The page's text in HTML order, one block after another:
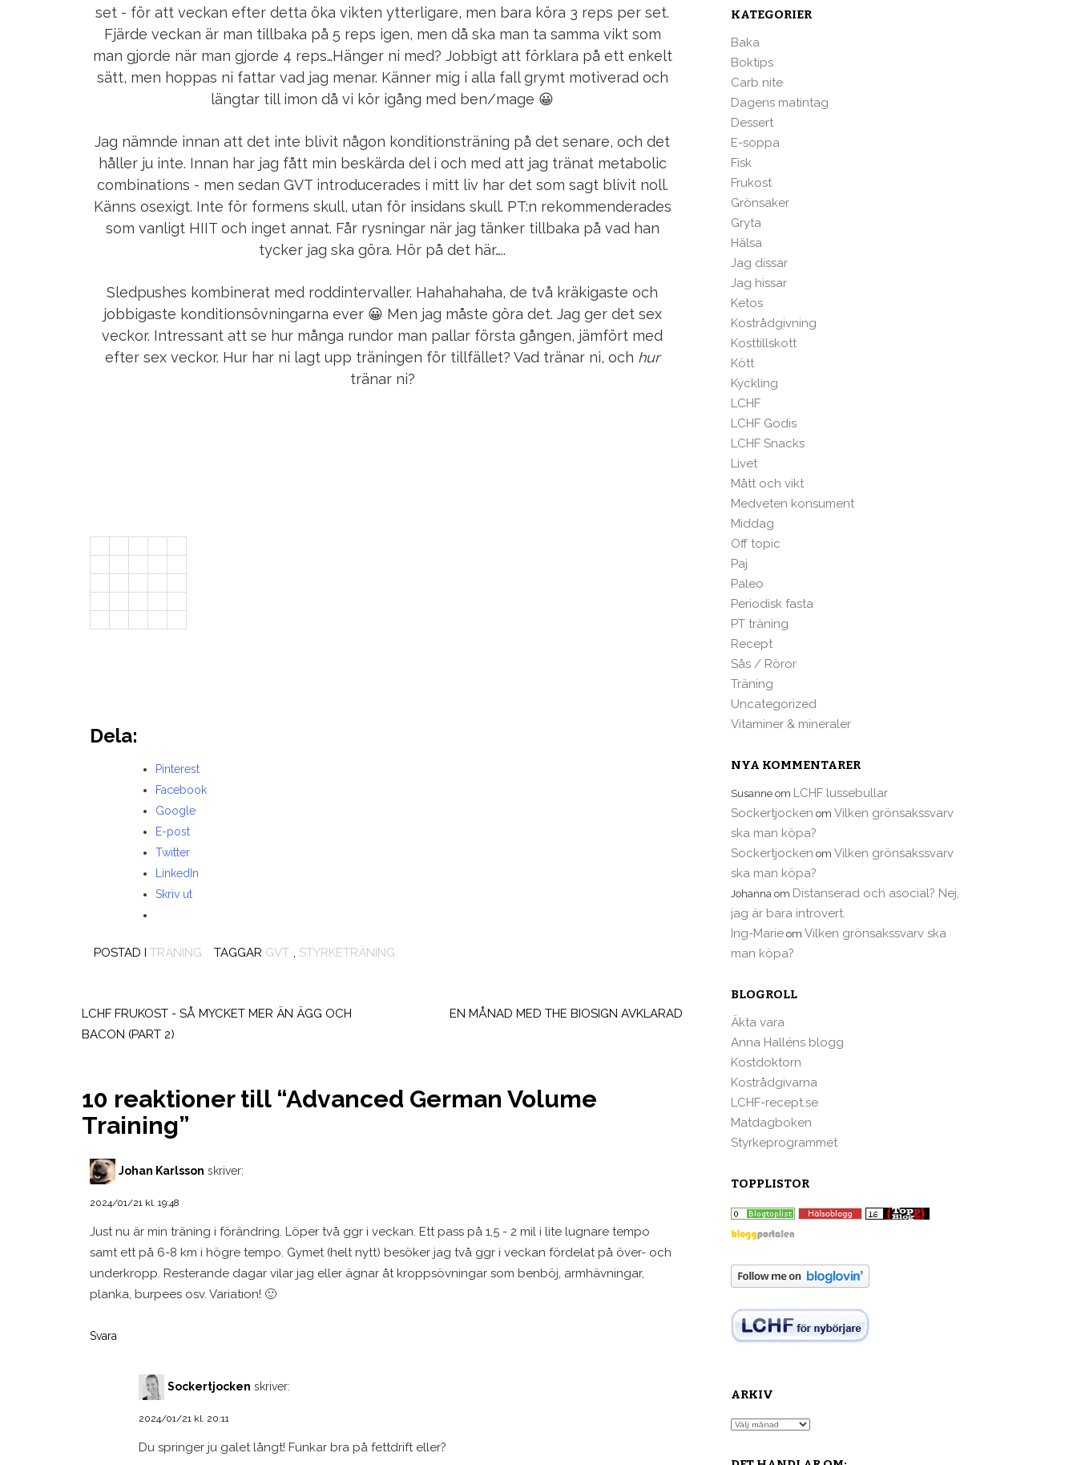
set - för att veckan efter detta öka vikten ytterligare, men bara köra 3 reps per set.
Fjärde veckan är man tillbaka på 5 reps igen, men då ska man ta samma vikt som
man gjorde när man gjorde 4 reps…Hänger ni med? Jobbigt att förklara på ett enkelt
sätt, men hoppas ni fattar vad jag menar. Känner mig i alla fall grymt motiverad och
längtar till imon då vi kör igång med ben/mage 😀
Jag nämnde innan att det inte blivit någon konditionsträning på det senare, och det
håller ju inte. Innan har jag fått min beskärda del i och med att jag tränat metabolic
combinations - men sedan GVT introducerades i mitt liv har det som sagt blivit noll.
Känns osexigt. Inte för formens skull, utan för insidans skull. PT:n rekommenderades
som vanligt HIIT och inget annat. Får rysningar när jag tänker tillbaka på vad han
tycker jag ska göra. Hör på det här…..
Sledpushes kombinerat med roddintervaller. Hahahahaha, de två kräkigaste och
jobbigaste konditionsövningarna ever 😀 Men jag måste göra det. Jag ger det sex
veckor. Intressant att se hur många rundor man pallar första gången, jämfört med
efter sex veckor. Hur har ni lagt upp träningen för tillfället? Vad tränar ni, och hur
tränar ni?
Dela:
Pinterest
Facebook
Google
E-post
Twitter
LinkedIn
Skriv ut
POSTAD I TRÄNING TAGGAR GVT , STYRKETRÄNING
LCHF FRUKOST - SÅ MYCKET MER ÄN ÄGG OCH
BACON (PART 2)
EN MÅNAD MED THE BIOSIGN AVKLARAD
10 reaktioner till “Advanced German Volume
Training”
Johan Karlsson skriver:
2024/01/21 kl. 19:48
Just nu är min träning i förändring. Löper två ggr i veckan. Ett pass på 1,5 - 2 mil i lite lugnare tempo
samt ett på 6-8 km i högre tempo. Gymet (helt nytt) besöker jag två ggr i veckan fördelat på över- och
underkropp. Resterande dagar vilar jag eller ägnar åt kroppsövningar som benböj, armhävningar,
planka, burpees osv. Variation! 🙂
Svara
Sockertjocken skriver:
2024/01/21 kl. 20:11
Du springer ju galet långt! Funkar bra på fettdrift eller?
KATEGORIER
Baka
Boktips
Carb nite
Dagens matintag
Dessert
E-soppa
Fisk
Frukost
Grönsaker
Gryta
Hälsa
Jag dissar
Jag hissar
Ketos
Kostrådgivning
Kosttillskott
Kött
Kyckling
LCHF
LCHF Godis
LCHF Snacks
Livet
Mått och vikt
Medveten konsument
Middag
Off topic
Paj
Paleo
Periodisk fasta
PT träning
Recept
Sås / Röror
Träning
Uncategorized
Vitaminer & mineraler
NYA KOMMENTARER
Susanne om LCHF lussebullar
Sockertjocken om Vilken grönsakssvarv
ska man köpa?
Sockertjocken om Vilken grönsakssvarv
ska man köpa?
Johanna om Distanserad och asocial? Nej,
jag är bara introvert.
Ing-Marie om Vilken grönsakssvarv ska
man köpa?
BLOGROLL
Äkta vara
Anna Halléns blogg
Kostdoktorn
Kostrådgivarna
LCHF-recept.se
Matdagboken
Styrkeprogrammet
TOPPLISTOR
ARKIV
Arkiv